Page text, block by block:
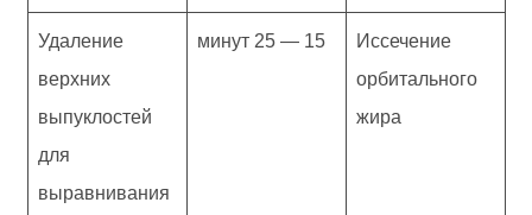
Иссечение
орбитального
жира
15 — 25 минут
Удаление
верхних
выпуклостей
для
выравнивания